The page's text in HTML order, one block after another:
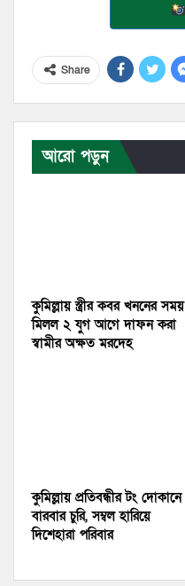
Share
আরো পড়ুন
কুমিল্লায় স্ত্রীর কবর খননের সময়
মিলল ২ যুগ আগে দাফন করা
স্বামীর অক্ষত মরদেহ
কুমিল্লায় প্রতিবন্ধীর টং দোকানে
বারবার চুরি, সম্বল হারিয়ে
দিশেহারা পরিবার